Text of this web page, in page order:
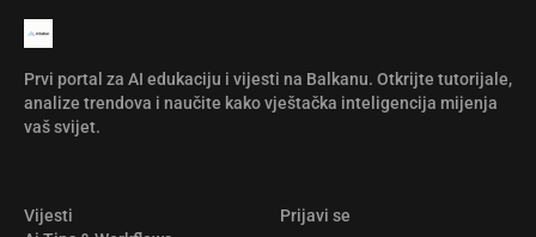
Prvi portal za AI edukaciju i vijesti na Balkanu. Otkrijte tutorijale,
analize trendova i naučite kako vještačka inteligencija mijenja
vaš svijet.
Vijesti
Prijavi se